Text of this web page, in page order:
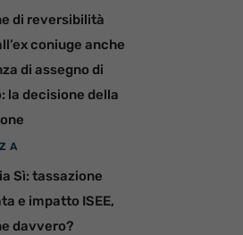
di reversibilità
coniuge anche
di assegno di
la decisione della
Sì: tassazione
e impatto ISEE,
davvero?